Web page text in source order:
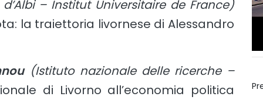
– Institut Universitaire de France)
la traiettoria livornese di Alessandro
(Istituto nazionale delle ricerche –
di Livorno all’economia politica